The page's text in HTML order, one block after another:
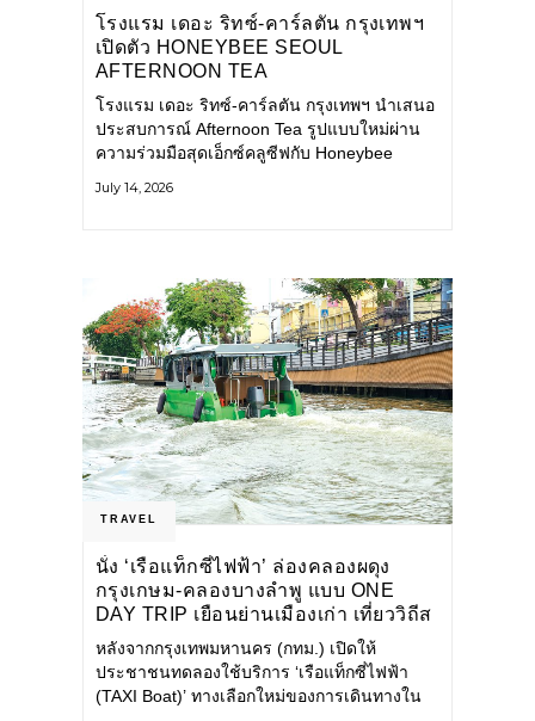
โรงแรม เดอะ ริทซ์-คาร์ลตัน กรุงเทพฯ
เปิดตัว HONEYBEE SEOUL
AFTERNOON TEA
COLLABORATION ณ คาเลโอ
(CALEŌ) ชวนสัมผัสเสน่ห์ของขนม
หวานร่วมสมัยจากกรุงโซล
โรงแรม เดอะ ริทซ์-คาร์ลตัน กรุงเทพฯ นำเสนอ
ประสบการณ์ Afternoon Tea รูปแบบใหม่ผ่าน
ความร่วมมือสุดเอ็กซ์คลูซีฟกับ Honeybee
ดังจากกรุงโซล นำโดยเชฟอึนจอง
July 14, 2026
TRAVEL
นั่ง ‘เรือแท็กซี่ไฟฟ้า’ ล่องคลองผดุง
กรุงเกษม-คลองบางลำพู แบบ ONE
DAY TRIP เยือนย่านเมืองเก่า เที่ยววิถีส
โลว์ไลฟ์แบบรักษ์โลก
หลังจากกรุงเทพมหานคร (กทม.) เปิดให้
ประชาชนทดลองใช้บริการ ‘เรือแท็กซี่ไฟฟ้า
(TAXI Boat)’ ทางเลือกใหม่ของการเดินทางใน